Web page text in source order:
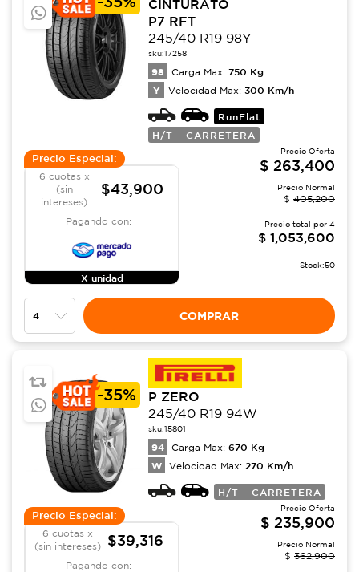
CINTURATO
P7 RFT
245/40 R19 98Y
sku:17258
98 Carga Max: 750 Kg
Y Velocidad Max: 300 Km/h
RunFlat
H/T - CARRETERA
Precio Especial:
6 cuotas x
(sin
intereses)
$43,900
Pagando con:
X unidad
Precio Oferta
$ 263,400
Precio Normal
$ 405,200
Precio total por 4
$ 1,053,600
Stock:50
COMPRAR
-35%
P ZERO
245/40 R19 94W
sku:15801
94 Carga Max: 670 Kg
W Velocidad Max: 270 Km/h
H/T - CARRETERA
Precio Especial:
6 cuotas x
(sin intereses)
$39,316
Pagando con:
Precio Oferta
$ 235,900
Precio Normal
$ 362,900